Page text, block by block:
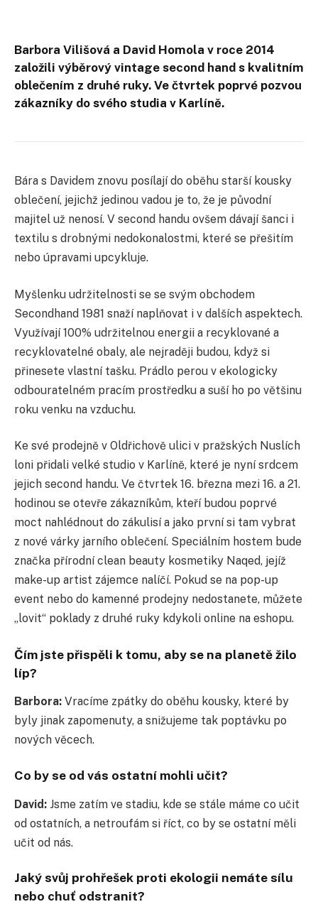
Barbora Vilišová a David Homola v roce 2014
založili výběrový vintage second hand s kvalitním
oblečením z druhé ruky. Ve čtvrtek poprvé pozvou
zákazníky do svého studia v Karlíně.
Bára s Davidem znovu posílají do oběhu starší kousky
oblečení, jejichž jedinou vadou je to, že je původní
majitel už nenosí. V second handu ovšem dávají šanci i
textilu s drobnými nedokonalostmi, které se přešitím
nebo úpravami upcykluje.
Myšlenku udržitelnosti se se svým obchodem
Secondhand 1981 snaží naplňovat i v dalších aspektech.
Využívají 100% udržitelnou energii a recyklované a
recyklovatelné obaly, ale nejraději budou, když si
přinesete vlastní tašku. Prádlo perou v ekologicky
odbouratelném pracím prostředku a suší ho po většinu
roku venku na vzduchu.
Ke své prodejně v Oldřichově ulici v pražských Nuslích
loni přidali velké studio v Karlíně, které je nyní srdcem
jejich second handu. Ve čtvrtek 16. března mezi 16. a 21.
hodinou se otevře zákazníkům, kteří budou poprvé
moct nahlédnout do zákulisí a jako první si tam vybrat
z nové várky jarního oblečení. Speciálním hostem bude
značka přírodní clean beauty kosmetiky Naqed, jejíž
make-up artist zájemce nalíčí. Pokud se na pop-up
event nebo do kamenné prodejny nedostanete, můžete
„lovit“ poklady z druhé ruky kdykoli online na eshopu.
Čím jste přispěli k tomu, aby se na planetě žilo
líp?
Barbora: Vracíme zpátky do oběhu kousky, které by
byly jinak zapomenuty, a snižujeme tak poptávku po
nových věcech.
Co by se od vás ostatní mohli učit?
David: Jsme zatím ve stadiu, kde se stále máme co učit
od ostatních, a netroufám si říct, co by se ostatní měli
učit od nás.
Jaký svůj prohřešek proti ekologii nemáte sílu
nebo chuť odstranit?